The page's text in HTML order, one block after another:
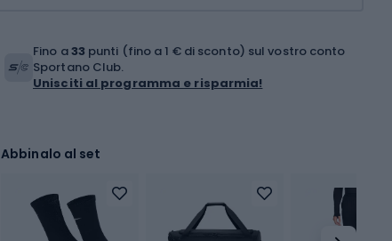
Fino a33 punti (fino a 1 € di sconto) sul vostro conto
Sportano Club.
Unisciti al programma e risparmia!
Abbinalo al set